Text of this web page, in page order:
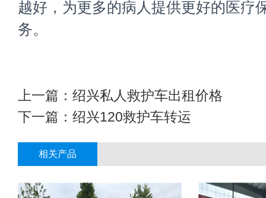
越好，为更多的病人提供更好的医疗
务。
上一篇： 绍兴私人救护车出租价格
下一篇： 绍兴120救护车转运
相关产品